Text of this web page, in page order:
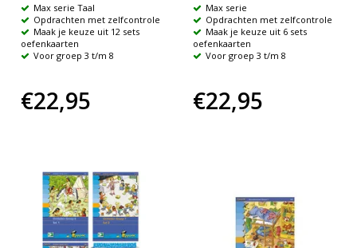
Max serie Taal
Opdrachten met zelfcontrole
Maak je keuze uit 12 sets
oefenkaarten
Voor groep 3 t/m 8
€22,95
Max serie
Opdrachten met zelfcontrole
Maak je keuze uit 6 sets
oefenkaarten
Voor groep 3 t/m 8
€22,95